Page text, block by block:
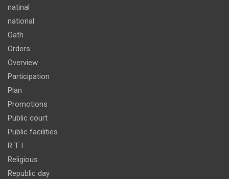
natinal
national
Oath
Orders
Overview
Participation
Plan
Promotions
Public court
Public facilities
R T I
Religious
Republic day